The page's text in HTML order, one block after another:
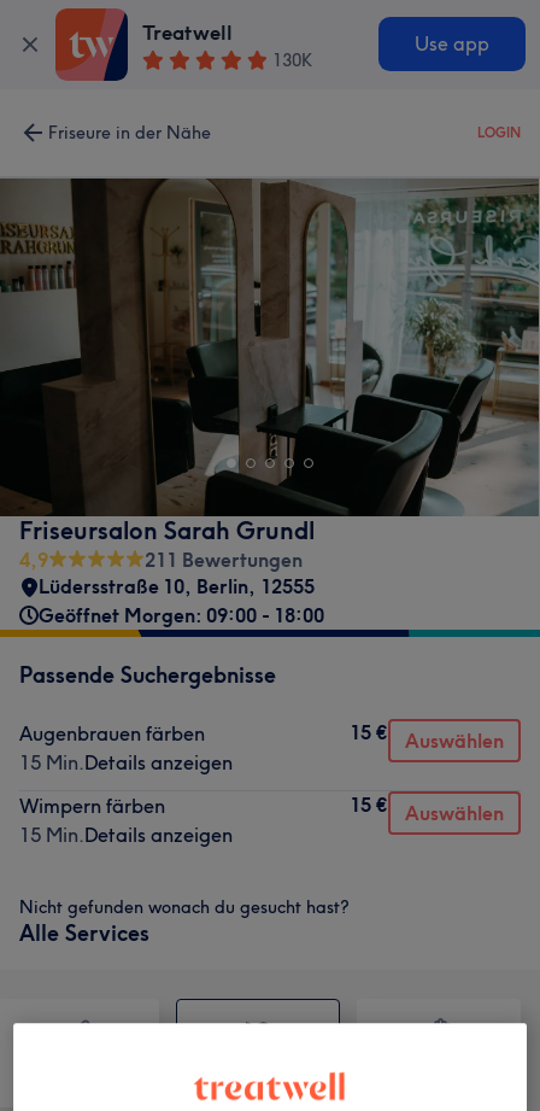
Treatwell
130K
Use app
Friseure in der Nähe LOGIN
Friseursalon Sarah Grundl
4,9
211 Bewertungen
Lüdersstraße 10, Berlin, 12555
Geöffnet Morgen: 09:00 - 18:00
Passende Suchergebnisse
Augenbrauen färben
15 Min.Details anzeigen
15 € Auswählen
Wimpern färben
15 Min.Details anzeigen
15 € Auswählen
Nicht gefunden wonach du gesucht hast?
Alle Services